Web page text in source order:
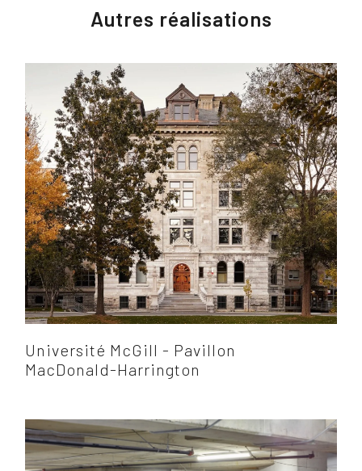
Autres réalisations
Université McGill - Pavillon
MacDonald-Harrington